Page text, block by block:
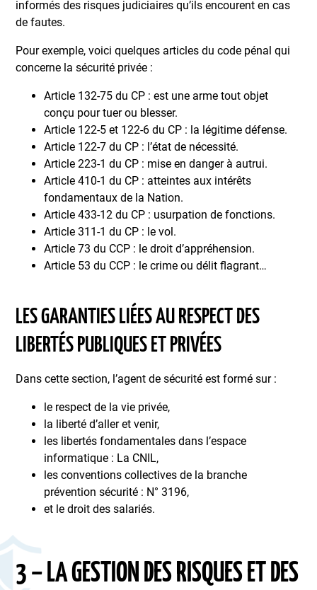
informés des risques judiciaires qu’ils encourent en cas
de fautes.
Pour exemple, voici quelques articles du code pénal qui
concerne la sécurité privée :
Article 132-75 du CP : est une arme tout objet
conçu pour tuer ou blesser.
Article 122-5 et 122-6 du CP : la légitime défense.
Article 122-7 du CP : l’état de nécessité.
Article 223-1 du CP : mise en danger à autrui.
Article 410-1 du CP : atteintes aux intérêts
fondamentaux de la Nation.
Article 433-12 du CP : usurpation de fonctions.
Article 311-1 du CP : le vol.
Article 73 du CCP : le droit d’appréhension.
Article 53 du CCP : le crime ou délit flagrant…
LES GARANTIES LIÉES AU RESPECT DES
LIBERTÉS PUBLIQUES ET PRIVÉES
Dans cette section, l’agent de sécurité est formé sur :
le respect de la vie privée,
la liberté d’aller et venir,
les libertés fondamentales dans l’espace
informatique : La CNIL,
les conventions collectives de la branche
prévention sécurité : N° 3196,
et le droit des salariés.
3 – LA GESTION DES RISQUES ET DES